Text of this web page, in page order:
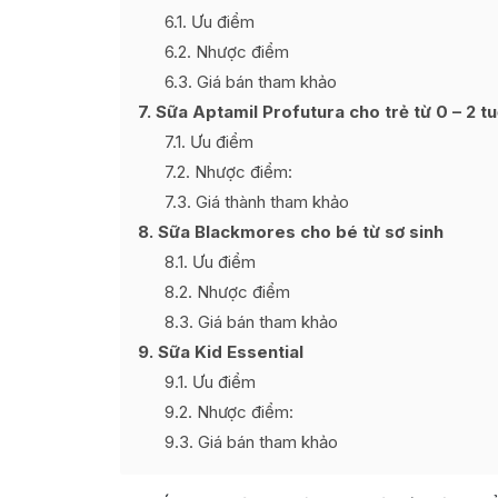
6.1 Ưu điểm
6.2 Nhược điểm
6.3 Giá bán tham khảo
7 Sữa Aptamil Profutura cho trẻ từ 0 – 2
7.1 Ưu điểm
7.2 Nhược điểm:
7.3 Giá thành tham khảo
8 Sữa Blackmores cho bé từ sơ sinh
8.1 Ưu điểm
8.2 Nhược điểm
8.3 Giá bán tham khảo
9 Sữa Kid Essential
9.1 Ưu điểm
9.2 Nhược điểm:
9.3 Giá bán tham khảo